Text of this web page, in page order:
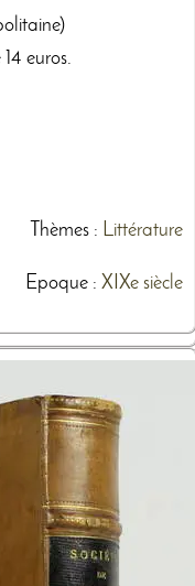
euros.
Thèmes: Littérature
Epoque : XIXe siècle